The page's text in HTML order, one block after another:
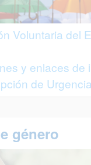
Voluntaria del
y enlaces de
de
género